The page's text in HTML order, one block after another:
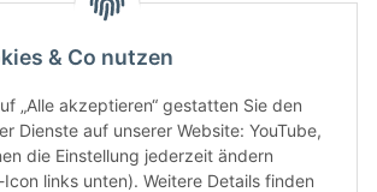
& Co nutzen
„Alle akzeptieren“ gestatten Sie den
Dienste auf unserer Website: YouTube,
die Einstellung jederzeit ändern
links unten). Weitere Details finden